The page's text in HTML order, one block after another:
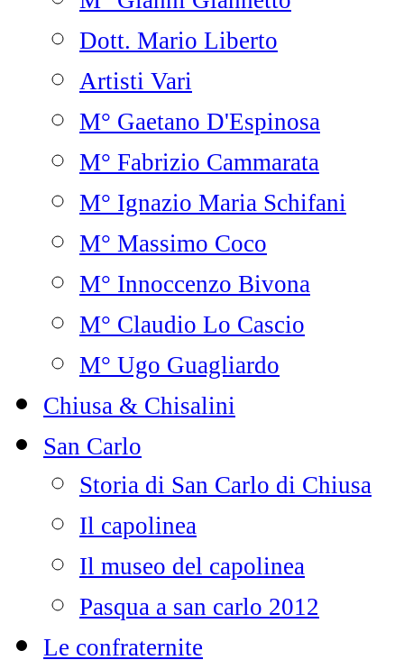
Dott. Mario Liberto
Artisti Vari
M° Gaetano D'Espinosa
M° Fabrizio Cammarata
M° Ignazio Maria Schifani
M° Massimo Coco
M° Innoccenzo Bivona
M° Claudio Lo Cascio
M° Ugo Guagliardo
Chiusa & Chisalini
San Carlo
Storia di San Carlo di Chiusa
Il capolinea
Il museo del capolinea
Pasqua a san carlo 2012
Le confraternite